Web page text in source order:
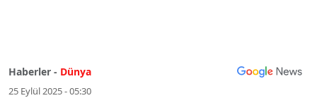
Haberler - Dünya
25 Eylül 2025 - 05:30